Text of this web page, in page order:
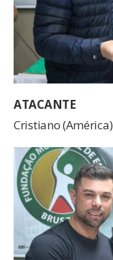
ATACANTE
Cristiano (América)